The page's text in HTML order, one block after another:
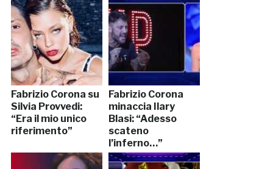
Fabrizio Corona su
Silvia Provvedi:
“Era il mio unico
riferimento”
Fabrizio Corona
minaccia Ilary
Blasi: “Adesso
scateno
l’inferno…”